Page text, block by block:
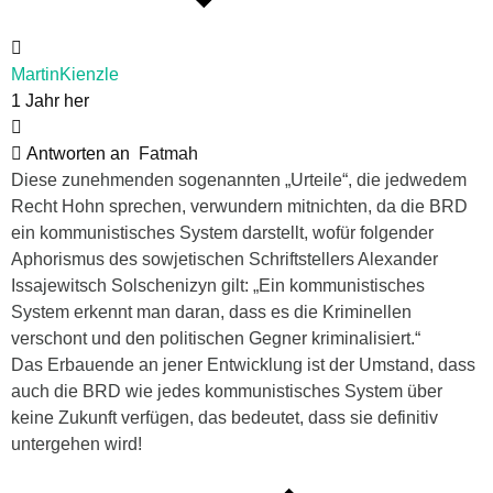
MartinKienzle
1 Jahr her
Antworten an
Fatmah
Diese zunehmenden sogenannten „Urteile“, die jedwedem
Recht Hohn sprechen, verwundern mitnichten, da die BRD
ein kommunistisches System darstellt, wofür folgender
Aphorismus des sowjetischen Schriftstellers Alexander
Issajewitsch Solschenizyn gilt: „Ein kommunistisches
System erkennt man daran, dass es die Kriminellen
verschont und den politischen Gegner kriminalisiert.“
Das Erbauende an jener Entwicklung ist der Umstand, dass
auch die BRD wie jedes kommunistisches System über
keine Zukunft verfügen, das bedeutet, dass sie definitiv
untergehen wird!